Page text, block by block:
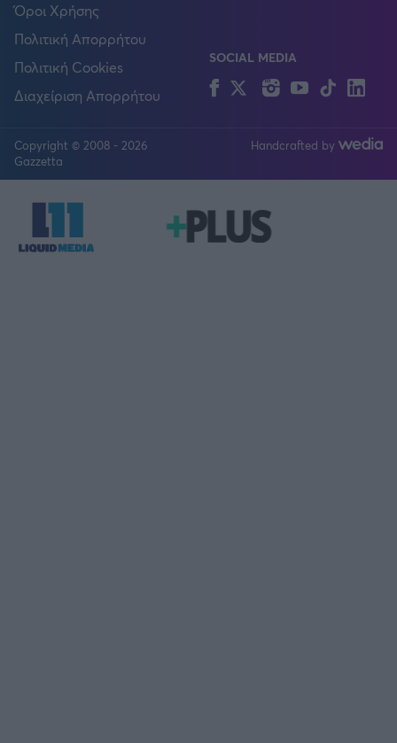
Όροι Χρήσης
Πολιτική Απορρήτου
Πολιτική Cookies
Διαχείριση Απορρήτου
SOCIAL MEDIA
FacebookTwitterInstagram
YouTubeTikTok
Copyright © 2008 - 2026
Gazzetta
Handcrafted by